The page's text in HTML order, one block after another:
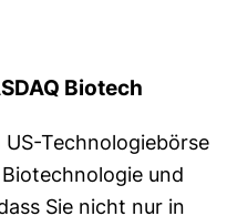
Biotech
Technologiebörse
und
Sie nicht nur in